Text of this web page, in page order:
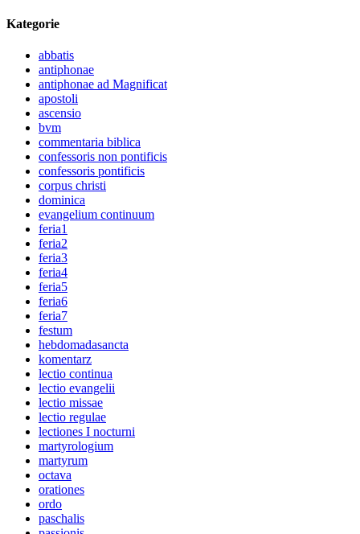
Kategorie
abbatis
antiphonae
antiphonae ad Magnificat
apostoli
ascensio
bvm
commentaria biblica
confessoris non pontificis
confessoris pontificis
corpus christi
dominica
evangelium continuum
feria1
feria2
feria3
feria4
feria5
feria6
feria7
festum
hebdomadasancta
komentarz
lectio continua
lectio evangelii
lectio missae
lectio regulae
lectiones I nocturni
martyrologium
martyrum
octava
orationes
ordo
paschalis